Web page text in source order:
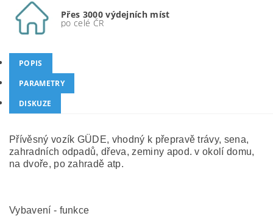
Přes 3000 výdejních míst
po celé ČR
POPIS
PARAMETRY
DISKUZE
Přívěsný vozík GÜDE, vhodný k přepravě trávy, sena,
zahradních odpadů, dřeva, zeminy apod. v okolí domu,
na dvoře, po zahradě atp.
Vybavení - funkce